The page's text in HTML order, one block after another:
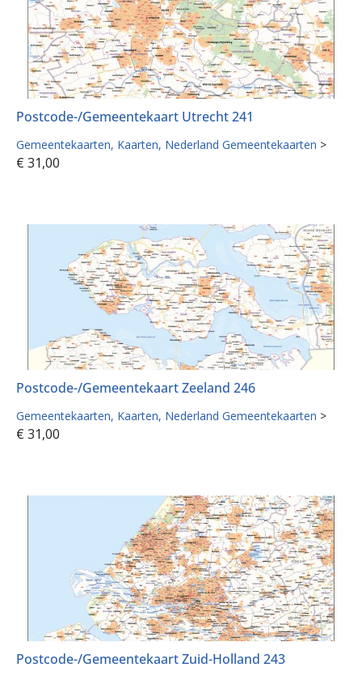
Postcode-/Gemeentekaart Utrecht 241
Gemeentekaarten Kaarten Nederland Gemeentekaarten >
€ 31,00
Postcode-/Gemeentekaart Zeeland 246
Gemeentekaarten Kaarten Nederland Gemeentekaarten >
€ 31,00
Postcode-/Gemeentekaart Zuid-Holland 243